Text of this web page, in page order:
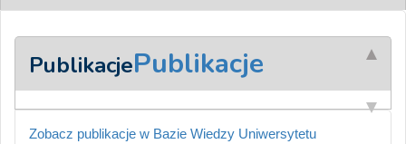
PublikacjePublikacje
Zobacz publikacje w Bazie Wiedzy Uniwersytetu